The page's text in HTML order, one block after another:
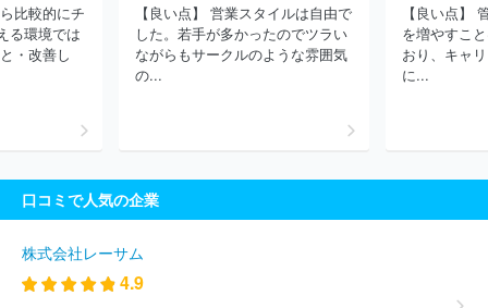
比較的にチ
る環境では
・改善し
【良い点】 営業スタイルは自由で
した。若手が多かったのでツラい
ながらもサークルのような雰囲気
の...
【良い点】
を増やすこ
おり、キャ
に...
口コミで人気の企業
株式会社レーサム
4.9